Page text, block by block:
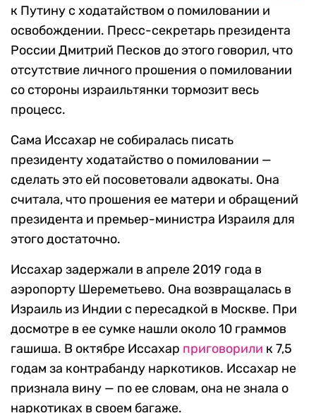
к Путину с ходатайством о помиловании и
освобождении. Пресс-секретарь президента
России Дмитрий Песков до этого говорил, что
отсутствие личного прошения о помиловании
со стороны израильтянки тормозит весь
процесс.
Сама Иссахар не собиралась писать
президенту ходатайство о помиловании —
сделать это ей посоветовали адвокаты. Она
считала, что прошения ее матери и обращений
президента и премьер-министра Израиля для
этого достаточно.
Иссахар задержали в апреле 2019 года в
аэропорту Шереметьево. Она возвращалась в
Израиль из Индии с пересадкой в Москве. При
досмотре в ее сумке нашли около 10 граммов
гашиша. В октябре Иссахар приговорили к 7,5
годам за контрабанду наркотиков. Иссахар не
признала вину — по ее словам, она не знала о
наркотиках в своем багаже.